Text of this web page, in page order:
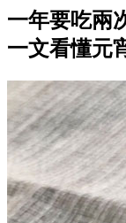
一年要吃兩
一文看懂元